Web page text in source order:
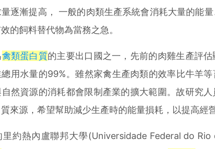
逐漸提高， 一般的肉類生產系統會消耗大量的能
的飼料替代物為當務之急。
禽類蛋白質的主要出口國之一，先前的肉雞生產評
用水量的99%。雖然家禽生產肉類的效率比牛羊
然資源的消耗都會限制產業的擴大範圍。故研究
來源，希望幫助減少生產時的能量損耗，以提高經
熱內盧聯邦大學(Universidade Federal do Rio